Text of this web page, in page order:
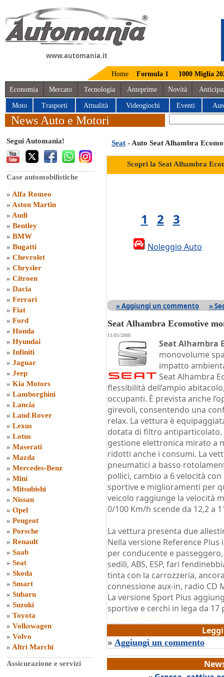
www.automania.it
Home Formula 1 1000 Miglia
Economia Mercato Tecnologia Anteprime Novità
Moto Trasporti Attualità Videogiochi Eventi
News Auto e Motori
Segui Automania!
Case automobilistiche
» Alfa Romeo
» Aston Martin
» Audi
» Bentley
» BMW
» Bugatti
» Chevrolet
» Chrysler
» Citroen
» Dacia
» Ferrari
» Fiat
» Ford
» Honda
» Hyundai
» Infiniti
» Jaguar
» Jeep
» Kia Motors
» Lamborghini
» Lancia
» Land Rover
» Lexus
» Lotus
» Maserati
» Mazda
» Mercedes-Benz
» Mini
» Mitsubishi
» Nissan
» Opel
» Peugeot
» Porsche
» Renault
» Saab
» Seat
» Skoda
» Smart
» Subaru
» Suzuki
» Toyota
» Volkswagen
» Volvo
» Altri Marchi
Assicurazione e servizi
Seat - Auto Seat Alhambra
Scopri la Seat Alhambra
1 2 3
Noleggio Auto
» Aggiungi un commento »
Seat Alhambra Ecomotive
11/05/2008
Seat Alhambra
monovolume
impatto
Seat Alhambra
flessibilità dell’ampio
occupanti. È prevista anche
girevoli, consentendo una
relax. La vettura è
dotata di filtro
gestione elettronica mirato a
ridotti anche i consumi. La
pneumatici a basso
pollici, cambio a 6 velocità
sportive e miglioramenti per
veicolo raggiunge la velocità
0/100 Km/h scende da 12,2 a
La vettura presenta due
Nella versione Reference
per conducente e
sedili, ABS, ESP, fari
tinta con la carrozzeria,
connessione aux-in, radio CD
La versione Sport Plus
sportive e cerchi in lega da
» Aggiungi un commento